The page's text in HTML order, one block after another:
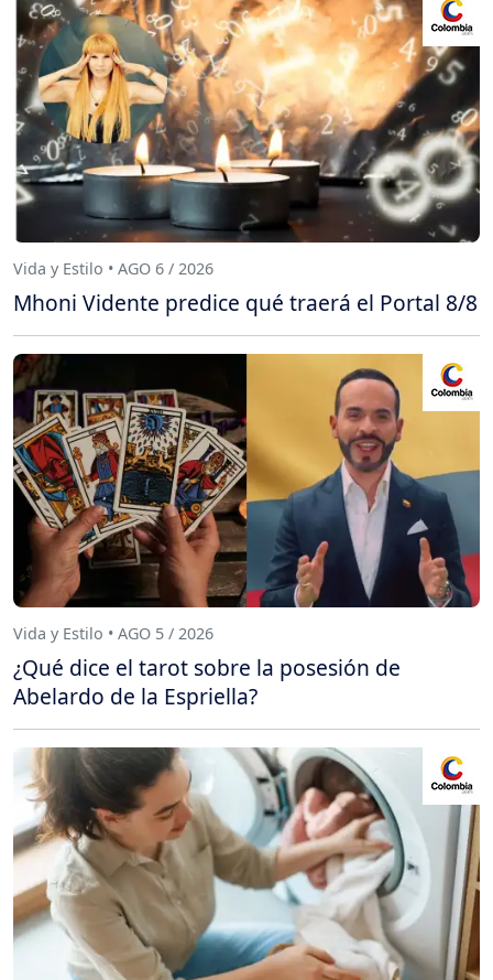
Vida y Estilo • AGO 6 / 2026
Mhoni Vidente predice qué traerá el Portal 8/8
Vida y Estilo • AGO 5 / 2026
¿Qué dice el tarot sobre la posesión de
Abelardo de la Espriella?